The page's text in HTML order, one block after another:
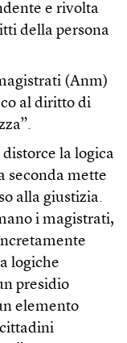
e rivolta
della persona
(Anm)
al diritto di
la logica
seconda mette
alla giustizia.
i magistrati,
logiche
presidio
elemento